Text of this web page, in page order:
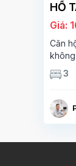
HỒ
Giá:
Căn
gỗ
giá –
3